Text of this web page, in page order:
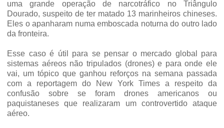
uma grande operação de narcotráfico no Triângulo
Dourado, suspeito de ter matado 13 marinheiros chineses.
Eles o apanharam numa emboscada noturna do outro lado
da fronteira.
Esse caso é útil para se pensar o mercado global para
sistemas aéreos não tripulados (drones) e para onde ele
vai, um tópico que ganhou reforços na semana passada
com a reportagem do New York Times a respeito da
confusão sobre se foram drones americanos ou
paquistaneses que realizaram um controvertido ataque
aéreo.